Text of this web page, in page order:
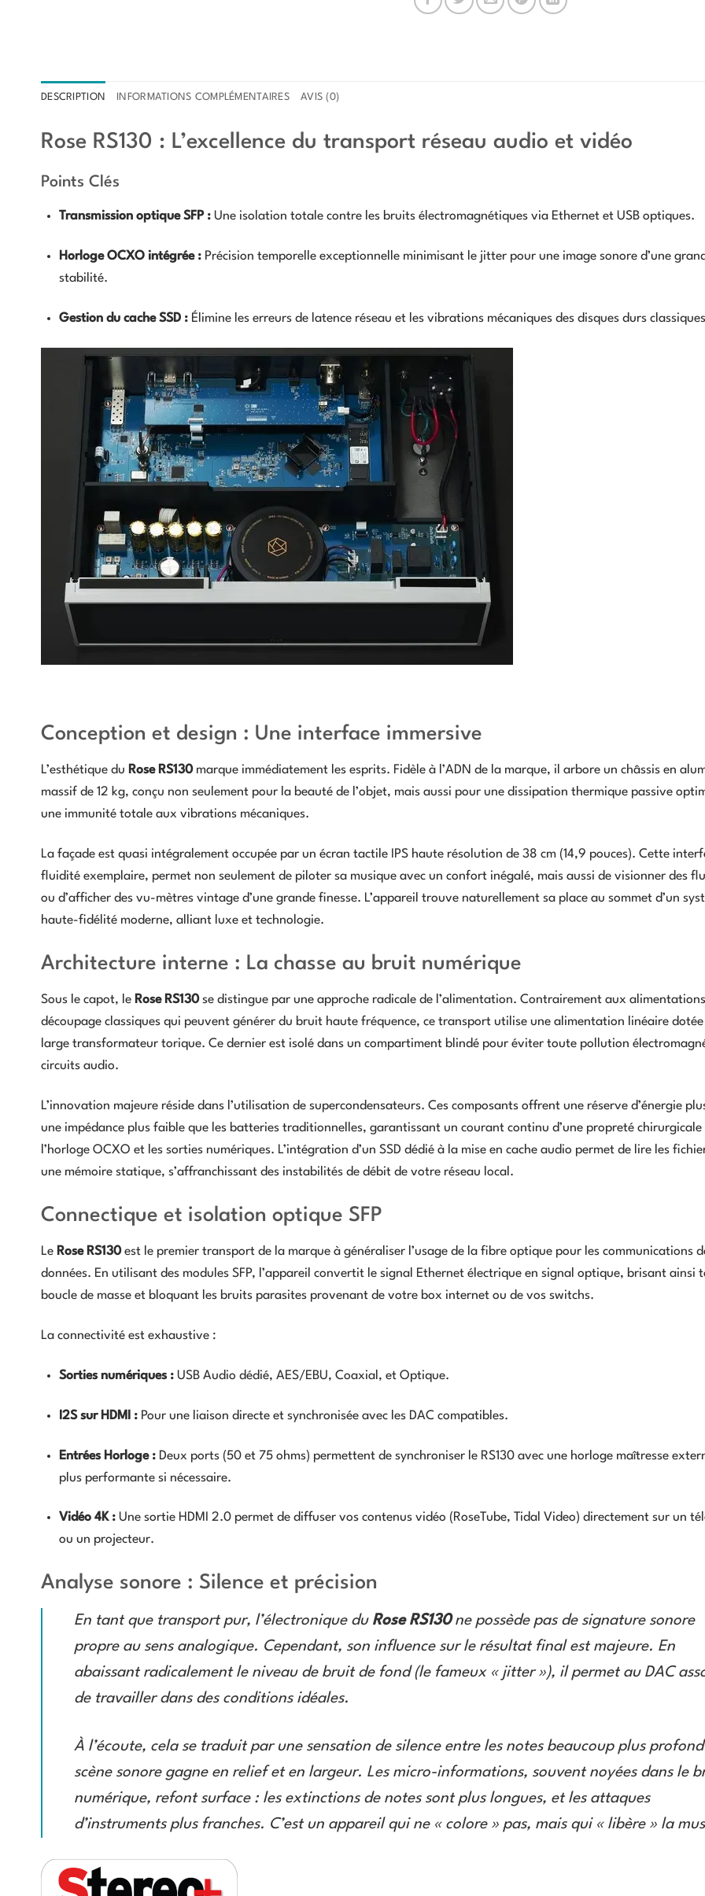
DESCRIPTION INFORMATIONS COMPLÉMENTAIRES AVIS (0)
Rose RS130 : L’excellence du transport réseau audio et vidéo
Points Clés
Transmission optique SFP :Une isolation totale contre les bruits électromagnétiques via Ethernet et USB optiques.
Horloge OCXO intégrée :Précision temporelle exceptionnelle minimisant le jitter pour une image sonore d’une
stabilité.
Gestion du cache SSD :Élimine les erreurs de latence réseau et les vibrations mécaniques des disques durs
Conception et design : Une interface immersive
L’esthétique du Rose RS130marque immédiatement les esprits. Fidèle à l’ADN de la marque, il arbore un châssis en
massif de 12 kg, conçu non seulement pour la beauté de l’objet, mais aussi pour une dissipation thermique passive
une immunité totale aux vibrations mécaniques.
La façade est quasi intégralement occupée par un écran tactile IPS haute résolution de 38 cm (14,9 pouces). Cette
fluidité exemplaire, permet non seulement de piloter sa musique avec un confort inégalé, mais aussi de visionner des
ou d’afficher des vu-mètres vintage d’une grande finesse. L’appareil trouve naturellement sa place au sommet d’un
haute-fidélité moderne, alliant luxe et technologie.
Architecture interne : La chasse au bruit numérique
Sous le capot, le Rose RS130se distingue par une approche radicale de l’alimentation. Contrairement aux
découpage classiques qui peuvent générer du bruit haute fréquence, ce transport utilise une alimentation linéaire dotée
large transformateur torique. Ce dernier est isolé dans un compartiment blindé pour éviter toute pollution
circuits audio.
L’innovation majeure réside dans l’utilisation de supercondensateurs. Ces composants offrent une réserve d’énergie
une impédance plus faible que les batteries traditionnelles, garantissant un courant continu d’une propreté chirurgicale
l’horloge OCXO et les sorties numériques. L’intégration d’un SSD dédié à la mise en cache audio permet de lire les
une mémoire statique, s’affranchissant des instabilités de débit de votre réseau local.
Connectique et isolation optique SFP
Le Rose RS130est le premier transport de la marque à généraliser l’usage de la fibre optique pour les communications
données. En utilisant des modules SFP, l’appareil convertit le signal Ethernet électrique en signal optique, brisant ainsi
boucle de masse et bloquant les bruits parasites provenant de votre box internet ou de vos switchs.
La connectivité est exhaustive :
Sorties numériques :USB Audio dédié, AES/EBU, Coaxial, et Optique.
I2S sur HDMI :Pour une liaison directe et synchronisée avec les DAC compatibles.
Entrées Horloge :Deux ports (50 et 75 ohms) permettent de synchroniser le RS130 avec une horloge maîtresse
plus performante si nécessaire.
Vidéo 4K :Une sortie HDMI 2.0 permet de diffuser vos contenus vidéo (RoseTube, Tidal Video) directement sur un
ou un projecteur.
Analyse sonore : Silence et précision
En tant que transport pur, l’électronique du Rose RS130ne possède pas de signature sonore
propre au sens analogique. Cependant, son influence sur le résultat final est majeure. En
abaissant radicalement le niveau de bruit de fond (le fameux « jitter »), il permet au DAC
de travailler dans des conditions idéales.
À l’écoute, cela se traduit par une sensation de silence entre les notes beaucoup plus
scène sonore gagne en relief et en largeur. Les micro-informations, souvent noyées dans le
numérique, refont surface : les extinctions de notes sont plus longues, et les attaques
d’instruments plus franches. C’est un appareil qui ne « colore » pas, mais qui « libère » la